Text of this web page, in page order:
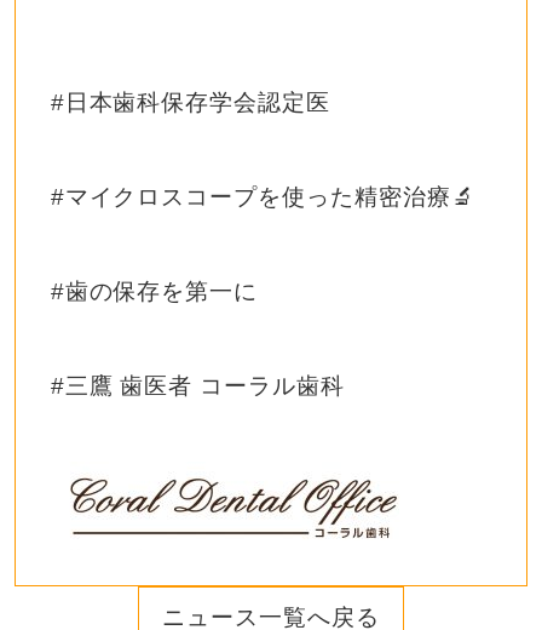
# 日本歯科保存学会認定医
#マイクロスコープを使った精密治療 🔬
#歯の保存を第一に
#三鷹 歯医者 コーラル歯科
ニュース一覧へ戻る